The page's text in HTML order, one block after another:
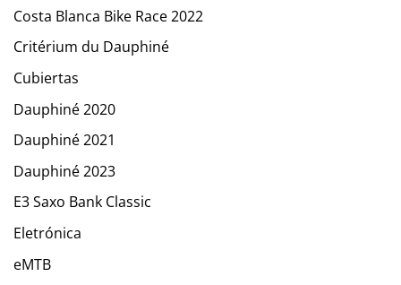
Costa Blanca Bike Race 2022
Critérium du Dauphiné
Cubiertas
Dauphiné 2020
Dauphiné 2021
Dauphiné 2023
E3 Saxo Bank Classic
Eletrónica
eMTB